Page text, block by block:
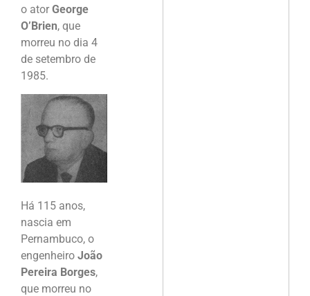
o ator George
O’Brien, que
morreu no dia 4
de setembro de
1985.
Há 115 anos,
nascia em
Pernambuco, o
engenheiro João
Pereira Borges,
que morreu no